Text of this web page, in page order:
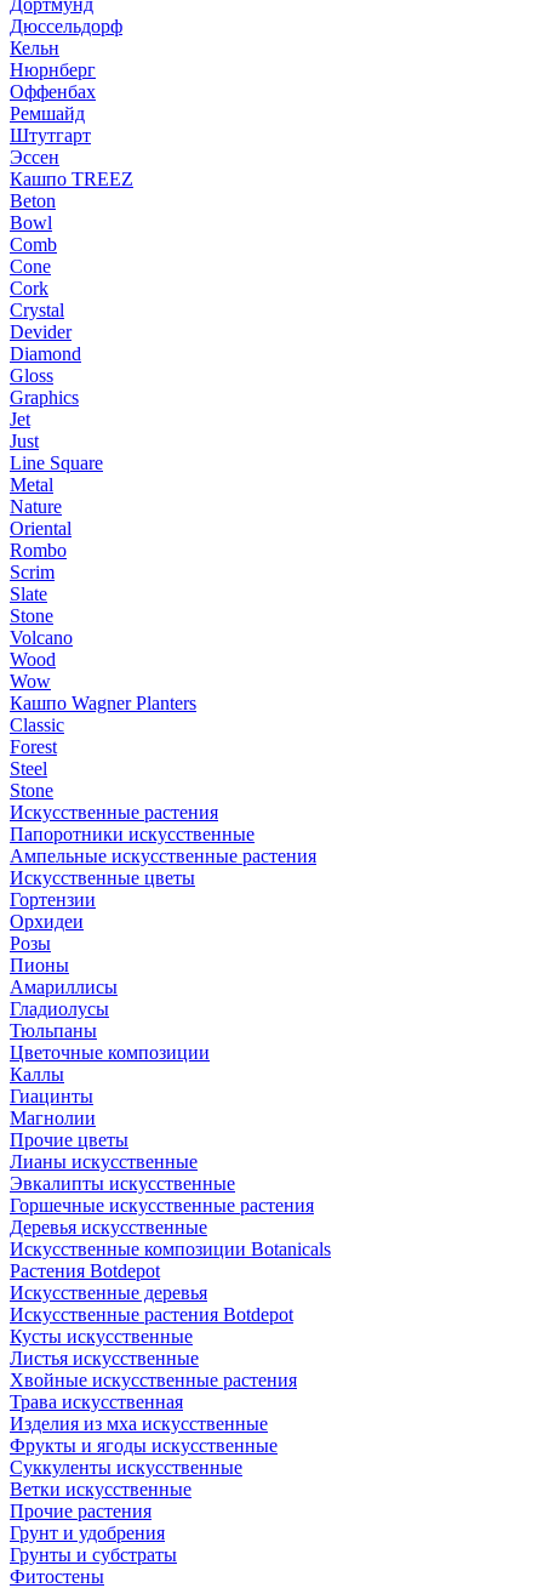
Дюссельдорф
Кельн
Нюрнберг
Оффенбах
Ремшайд
Штутгарт
Эссен
Кашпо TREEZ
Beton
Bowl
Comb
Cone
Cork
Crystal
Devider
Diamond
Gloss
Graphics
Jet
Just
Line Square
Metal
Nature
Oriental
Rombo
Scrim
Slate
Stone
Volcano
Wood
Wow
Кашпо Wagner Planters
Classic
Forest
Steel
Stone
Искусственные растения
Папоротники искусственные
Ампельные искусственные растения
Искусственные цветы
Гортензии
Орхидеи
Розы
Пионы
Амариллисы
Гладиолусы
Тюльпаны
Цветочные композиции
Каллы
Гиацинты
Магнолии
Прочие цветы
Лианы искусственные
Эвкалипты искусственные
Горшечные искусственные растения
Деревья искусственные
Искусственные композиции Botanicals
Растения Botdepot
Искусственные деревья
Искусственные растения Botdepot
Кусты искусственные
Листья искусственные
Хвойные искусственные растения
Трава искусственная
Изделия из мха искусственные
Фрукты и ягоды искусственные
Суккуленты искусственные
Ветки искусственные
Прочие растения
Грунт и удобрения
Грунты и субстраты
Фитостены